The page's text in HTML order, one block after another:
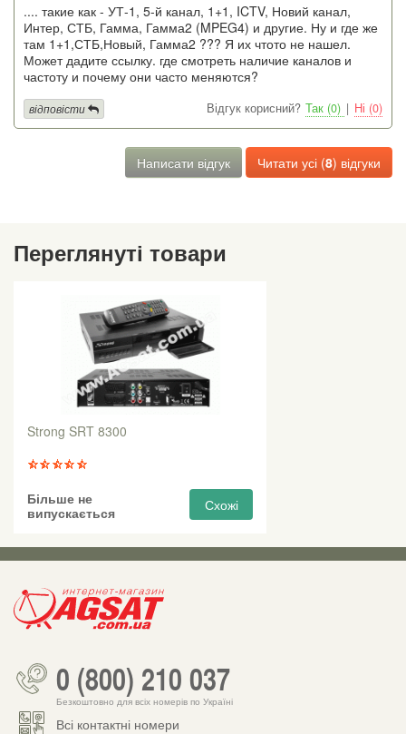
.... такие как - УТ-1, 5-й канал, 1+1, ICTV, Новий канал,
Интер, СТБ, Гамма, Гамма2 (MPEG4) и другие. Ну и где же
там 1+1,СТБ,Новый, Гамма2 ??? Я их чтото не нашел.
Может дадите ссылку. где смотреть наличие каналов и
частоту и почему они часто меняются?
Відгук корисний? Так (0) | Ні (0)
відповісти
Написати відгук Читати усі (8) відгуки
Переглянуті товари
Strong SRT 8300
Більше не
випускається
Схожі
0 (800) 210 037
Безкоштовно для всіх номерів по Україні
Всі контактні номери